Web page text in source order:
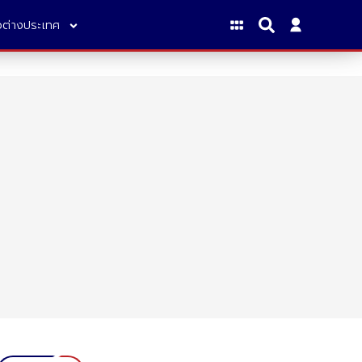
ต่างประเทศ